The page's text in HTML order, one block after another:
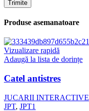
Produse asemanatoare
Vizualizare rapidă
Adaugă la lista de dorințe
Catel antistres
JUCARII INTERACTIVE
JPT, JPT1